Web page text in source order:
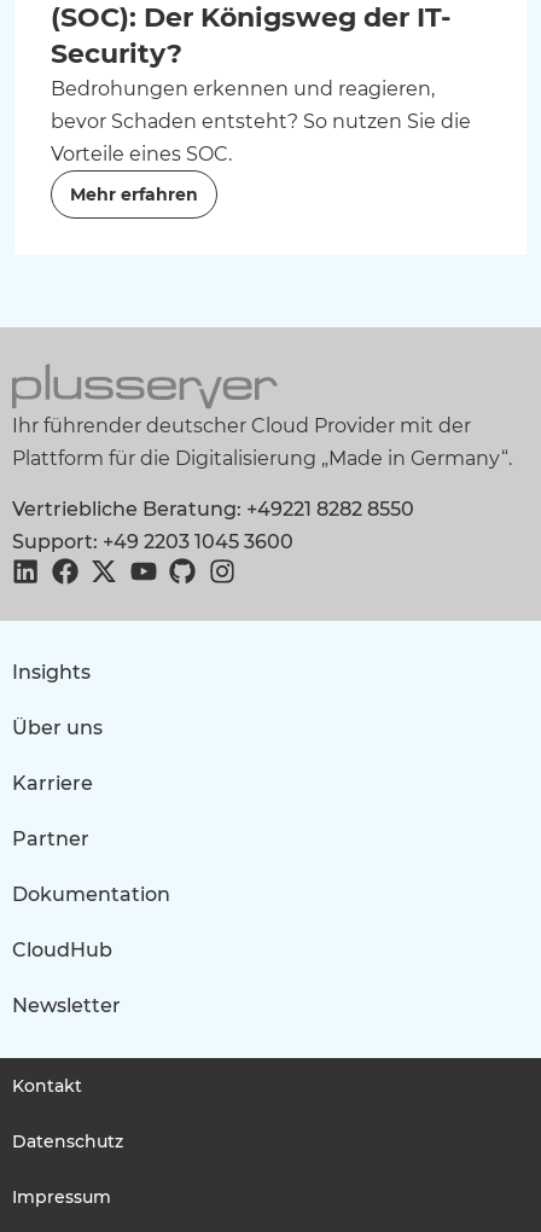
(SOC): Der Königsweg der IT-
Security?
Bedrohungen erkennen und reagieren,
bevor Schaden entsteht? So nutzen Sie die
Vorteile eines SOC.
Mehr erfahren
Ihr führender deutscher Cloud Provider mit der
Plattform für die Digitalisierung „Made in Germany“.
Vertriebliche Beratung: +49221 8282 8550
Support: +49 2203 1045 3600
Insights
Über uns
Karriere
Partner
Dokumentation
CloudHub
Newsletter
Kontakt
Datenschutz
Impressum